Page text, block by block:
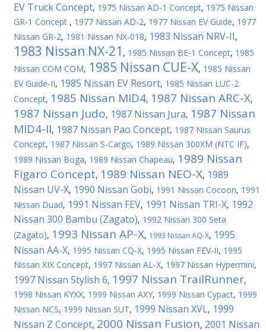
EV Truck Concept, 1975 Nissan AD-1 Concept, 1975 Nissan
GR-1 Concept , 1977 Nissan AD-2, 1977 Nissan EV Guide, 1977
Nissan GR-2, 1981 Nissan NX-018, 1983 Nissan NRV-II,
1983 Nissan NX-21 , 1985 Nissan BE-1 Concept, 1985
Nissan COM COM, 1985 Nissan CUE-X, 1985 Nissan
EV Guide-II, 1985 Nissan EV Resort, 1985 Nissan LUC-2
Concept, 1985 Nissan MID4, 1987 Nissan ARC-X,
1987 Nissan Judo, 1987 Nissan Jura, 1987 Nissan
MID4-II, 1987 Nissan Pao Concept, 1987 Nissan Saurus
Concept, 1987 Nissan S-Cargo, 1989 Nissan 300XM (NTC IF),
1989 Nissan Boga, 1989 Nissan Chapeau, 1989 Nissan
Figaro Concept, 1989 Nissan NEO-X, 1989
Nissan UV-X, 1990 Nissan Gobi, 1991 Nissan Cocoon, 1991
Nissan Duad, 1991 Nissan FEV, 1991 Nissan TRI-X, 1992
Nissan 300 Bambu (Zagato), 1992 Nissan 300 Seta
(Zagato), 1993 Nissan AP-X, 1993 Nissan AQ-X, 1995
Nissan AA-X, 1995 Nissan CQ-X, 1995 Nissan FEV-II, 1995
Nissan XIX Concept, 1997 Nissan AL-X, 1997 Nissan Hypermini,
1997 Nissan Stylish 6, 1997 Nissan TrailRunner,
1998 Nissan KYXX, 1999 Nissan AXY, 1999 Nissan Cypact, 1999
Nissan NCS, 1999 Nissan SUT, 1999 Nissan XVL, 1999
Nissan Z Concept, 2000 Nissan Fusion, 2001 Nissan